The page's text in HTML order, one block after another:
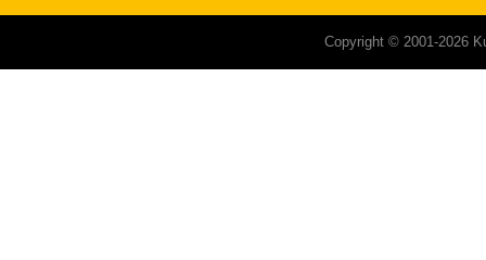
Copyright © 2001-2026